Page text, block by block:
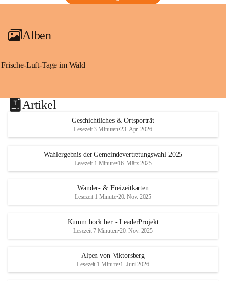
Alben
Frische-Luft-Tage im Wald
Artikel
Geschichtliches & Ortsporträt
Lesezeit 3 Minuten•23. Apr. 2026
Wahlergebnis der Gemeindevertretungswahl 2025
Lesezeit 1 Minute•16. März 2025
Wander- & Freizeitkarten
Lesezeit 1 Minute•20. Nov. 2025
Kumm hock her - LeaderProjekt
Lesezeit 7 Minuten•20. Nov. 2025
Alpen von Viktorsberg
Lesezeit 1 Minute•1. Juni 2026